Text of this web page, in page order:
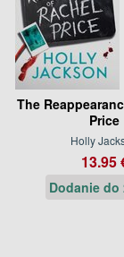
The
Price
Holly
13.95
Dodanie do